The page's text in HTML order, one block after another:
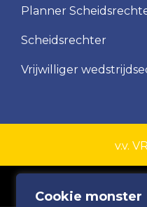
Cookie monster
Planner
Scheidsrechter
Vrijwilliger
v.v.